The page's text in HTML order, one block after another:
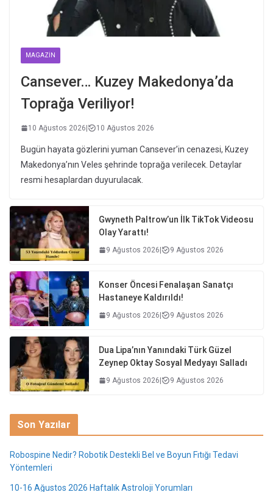
MAGAZIN
Cansever… Kuzey Makedonya’da
Toprağa Veriliyor!
10 Ağustos 2026 10 Ağustos 2026
Bugün hayata gözlerini yuman Cansever’in cenazesi, Kuzey
Makedonya’nın Veles şehrinde toprağa verilecek. Detaylar
resmi hesaplardan duyurulacak.
Gwyneth Paltrow’un İlk TikTok Videosu
Olay Yarattı!
9 Ağustos 2026 9 Ağustos 2026
Konser Öncesi Fenalaşan Sanatçı
Hastaneye Kaldırıldı!
9 Ağustos 2026 9 Ağustos 2026
Dua Lipa’nın Yanındaki Türk Güzel
Zeynep Oktay Sosyal Medyayı Salladı
9 Ağustos 2026 9 Ağustos 2026
Son Yazılar
Robospine Nedir? Robotik Destekli Bel ve Boyun Fıtığı Tedavi
Yöntemleri
10-16 Ağustos 2026 Haftalık Astroloji Yorumları